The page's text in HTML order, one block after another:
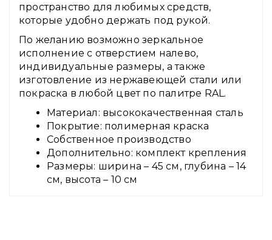
пространство для любимых средств,
которые удобно держать под рукой.
По желанию возможно зеркальное
исполнение с отверстием налево,
индивидуальные размеры, а также
изготовление из нержавеющей стали или
покраска в любой цвет по палитре RAL.
Материал: высококачественная сталь
Покрытие: полимерная краска
Собственное производство
Дополнительно: комплект крепления
Размеры: ширина – 45 см, глубина – 14
см, высота – 10 см